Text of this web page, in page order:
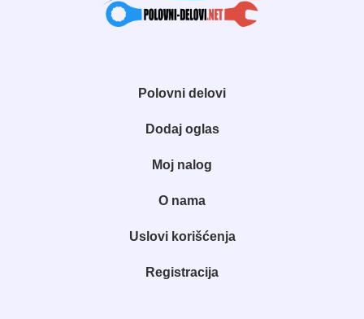
Polovni delovi
Dodaj oglas
Moj nalog
O nama
Uslovi korišćenja
Registracija